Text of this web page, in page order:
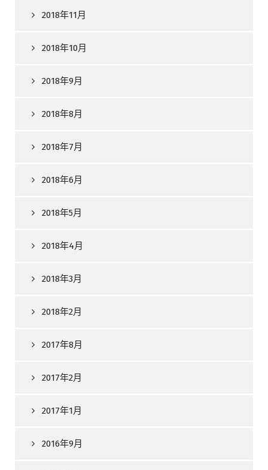
2018年11月
2018年10月
2018年9月
2018年8月
2018年7月
2018年6月
2018年5月
2018年4月
2018年3月
2018年2月
2017年8月
2017年2月
2017年1月
2016年9月